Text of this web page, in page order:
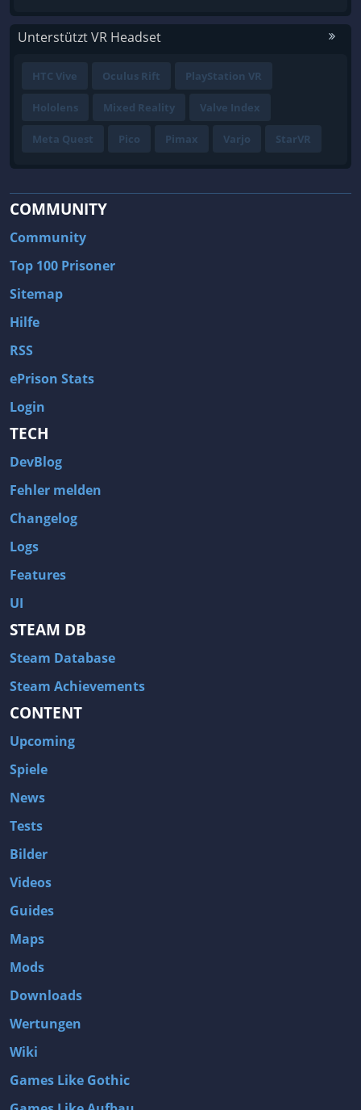
Unterstützt VR Headset
HTC Vive Oculus Rift PlayStation VR
Hololens Mixed Reality Valve Index
Meta Quest Pico Pimax Varjo StarVR
COMMUNITY
Community
Top 100 Prisoner
Sitemap
Hilfe
RSS
ePrison Stats
Login
TECH
DevBlog
Fehler melden
Changelog
Logs
Features
UI
STEAM DB
Steam Database
Steam Achievements
CONTENT
Upcoming
Spiele
News
Tests
Bilder
Videos
Guides
Maps
Mods
Downloads
Wertungen
Wiki
Games Like Gothic